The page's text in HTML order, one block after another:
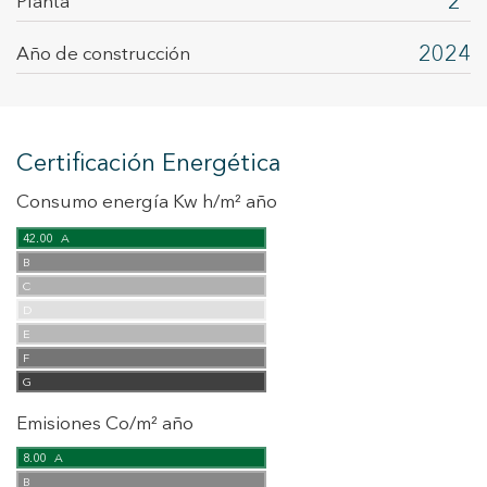
Año de construcción 2024
Certificación Energética
Consumo energía Kw h/m² año
42.00
A
B
C
D
E
F
G
Emisiones Co/m² año
8.00
A
B